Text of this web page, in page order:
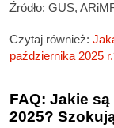
Źródło: GUS,
Czytaj również:
października 2025
FAQ: Jakie
2025?